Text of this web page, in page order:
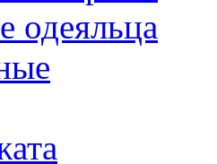
одеяльца